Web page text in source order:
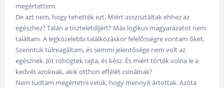
megértettem.
De azt nem, hogy tehették ezt. Miért asszisztáltak ehhez az
egészhez? Talán a tiszteletdíjért? Más logikus magyarázatot nem
találtam. A legközelebbi találkozáskor felelősségre vontam őket.
Szerintük túlreagáltam, és semmi jelentősége nem volt az
egésznek. Jót röhögtek rajta, és kész. És miért törték volna le a
kedvét azoknak, akik otthon effélét csinálnak?
Nem tudtam megértetni velük, hogy mennyit ártottak. Azóta